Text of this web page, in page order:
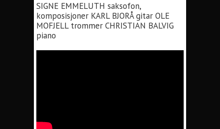
SIGNE EMMELUTH saksofon,
komposisjoner KARL BJORÅ gitar OLE
MOFJELL trommer CHRISTIAN BALVIG
piano